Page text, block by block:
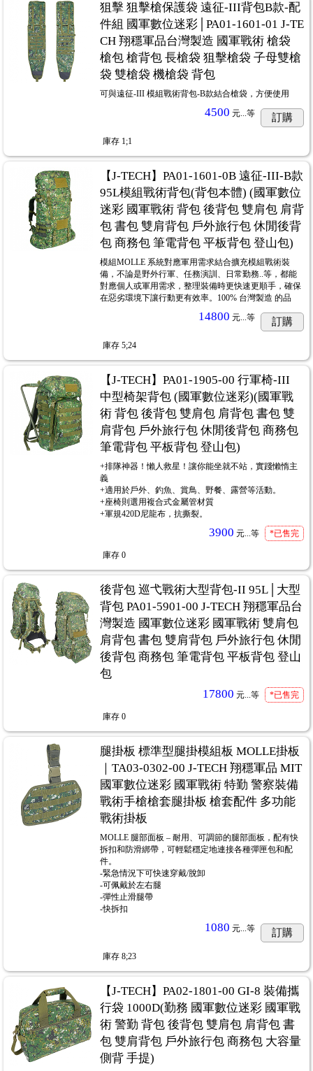
狙擊 狙擊槍保護袋 遠征-III背包B款-配
件組 國軍數位迷彩│PA01-1601-01 J-TE
CH 翔穩軍品台灣製造 國軍戰術 槍袋
槍包 槍背包 長槍袋 狙擊槍袋 子母雙槍
袋 雙槍袋 機槍袋 背包
可與遠征-III 模組戰術背包-B款結合槍袋，方便使用
4500 元... 等 訂購
庫存 1;1
【J-TECH】PA01-1601-0B 遠征-III-B款
95L模組戰術背包(背包本體) (國軍數位
迷彩 國軍戰術 背包 後背包 雙肩包 肩背
包 書包 雙肩背包 戶外旅行包 休閒後背
包 商務包 筆電背包 平板背包 登山包)
模組MOLLE 系統對應軍用需求結合擴充模組戰術裝
備，不論是野外行軍、任務演訓、日常勤務..等，都能
對應個人或軍用需求，整理裝備時更快速更順手，確保
在惡劣環境下讓行動更有效率。100% 台灣製造 的品
14800 元... 等 訂購
庫存 5;24
【J-TECH】PA01-1905-00 行軍椅-III
中型椅架背包 (國軍數位迷彩)(國軍戰
術 背包 後背包 雙肩包 肩背包 書包 雙
肩背包 戶外旅行包 休閒後背包 商務包
筆電背包 平板背包 登山包)
+排隊神器！懶人救星！讓你能坐就不站，實踐懶惰主
義
+適用於戶外、釣魚、賞鳥、野餐、露營等活動。
+座椅則選用複合式金屬管材質
+軍規420D尼龍布，抗撕裂。
3900 元... 等 *已售完
庫存 0
後背包 巡弋戰術大型背包-II 95L│大型
背包 PA01-5901-00 J-TECH 翔穩軍品台
灣製造 國軍數位迷彩 國軍戰術 雙肩包
肩背包 書包 雙肩背包 戶外旅行包 休閒
後背包 商務包 筆電背包 平板背包 登山
包
17800 元... 等 *已售完
庫存 0
腿掛板 標準型腿掛模組板 MOLLE掛板
｜TA03-0302-00 J-TECH 翔穩軍品 MIT
國軍數位迷彩 國軍戰術 特勤 警察裝備
戰術手槍槍套腿掛板 槍套配件 多功能
戰術掛板
MOLLE 腿部面板 – 耐用、可調節的腿部面板，配有快
拆扣和防滑綁帶，可輕鬆穩定地連接各種彈匣包和配
件。
-緊急情況下可快速穿戴/脫卸
-可佩戴於左右腿
-彈性止滑腿帶
-快拆扣
1080 元... 等 訂購
庫存 8;23
【J-TECH】PA02-1801-00 GI-8 裝備攜
行袋 1000D(勤務 國軍數位迷彩 國軍戰
術 警勤 背包 後背包 雙肩包 肩背包 書
包 雙肩背包 戶外旅行包 商務包 大容量
側背 手提)